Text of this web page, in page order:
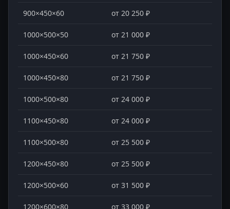
900×450×60 от 20 250 ₽
1000×500×50 от 21 000 ₽
1000×450×60 от 21 750 ₽
1000×450×80 от 21 750 ₽
1000×500×80 от 24 000 ₽
1100×450×80 от 24 000 ₽
1100×500×80 от 25 500 ₽
1200×450×80 от 25 500 ₽
1200×500×60 от 31 500 ₽
1200×600×80 от 33 000 ₽